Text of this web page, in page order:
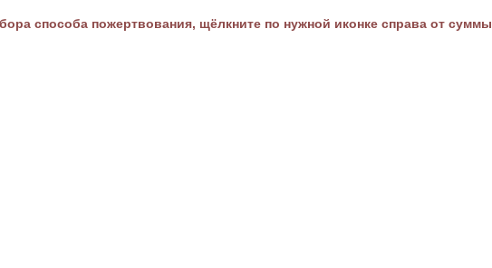
способа пожертвования, щёлкните по нужной иконке справа от суммы